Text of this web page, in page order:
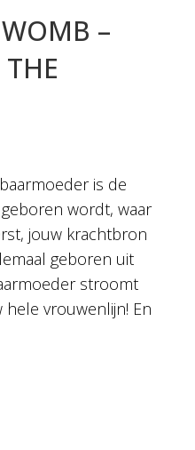
–
is de
wordt, waar
jouw krachtbron
geboren uit
stroomt
vrouwenlijn! En